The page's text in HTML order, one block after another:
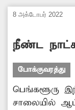
சாலையை
8 அக்டோபர் 2022
நீண்ட
போக்குவரத்து
பெங்களூரு
சாலையில்